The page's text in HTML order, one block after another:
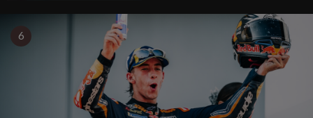
6